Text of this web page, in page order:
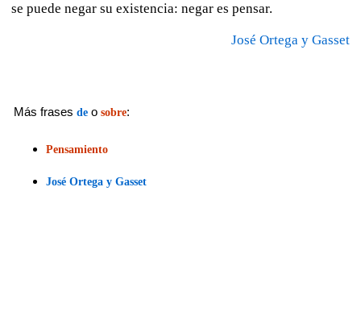
se puede negar su existencia: negar es pensar.
José Ortega y Gasset
Más frases de o sobre:
Pensamiento
José Ortega y Gasset